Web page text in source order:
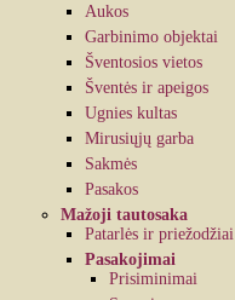
Aukos
Garbinimo objektai
Šventosios vietos
Šventės ir apeigos
Ugnies kultas
Mirusiųjų garba
Sakmės
Pasakos
Mažoji tautosaka
Patarlės ir priežodžiai
Pasakojimai
Prisiminimai